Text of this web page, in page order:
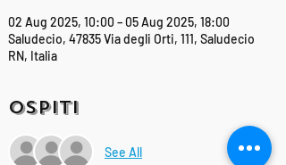
02 Aug 2025, 10:00 – 05 Aug 2025, 18:00
Saludecio, 47835 Via degli Orti, 111, Saludecio
RN, Italia
Ospiti
See All